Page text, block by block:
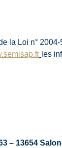
la Loi n°
les
– 13654